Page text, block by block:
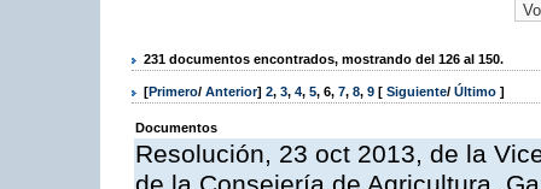
231 documentos encontrados, mostrando del 126 al 150.
[Primero/ Anterior] 2, 3, 4, 5, 6, 7, 8, 9 [ Siguiente/ Último ]
Documentos
Resolución, 23 oct 2013, de la